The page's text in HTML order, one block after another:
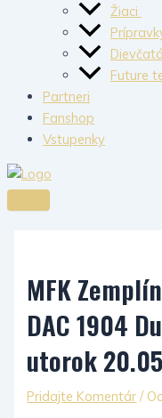
Žiaci
Dievčatá
Future
Partneri
Fanshop
Vstupenky
MFK
DAC 1904
utorok
Pridajte Komentár /